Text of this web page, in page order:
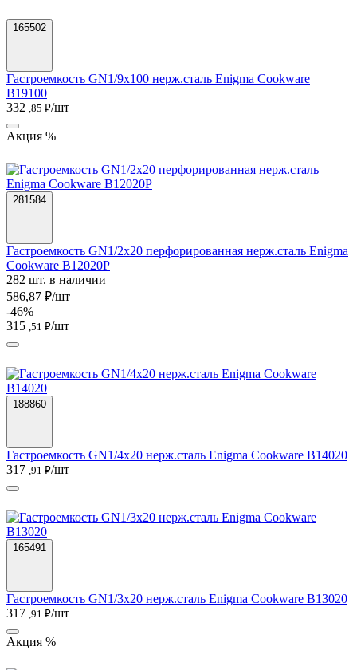
165502
Гастроемкость GN1/9х100 нерж.сталь Enigma Cookware
B19100
332 ,85 ₽/шт
Акция %
281584
Гастроемкость GN1/2х20 перфорированная нерж.сталь Enigma
Cookware B12020P
282 шт. в наличии
586,87 ₽/шт
-46%
315 ,51 ₽/шт
188860
Гастроемкость GN1/4х20 нерж.сталь Enigma Cookware B14020
317 ,91 ₽/шт
165491
Гастроемкость GN1/3х20 нерж.сталь Enigma Cookware B13020
317 ,91 ₽/шт
Акция %